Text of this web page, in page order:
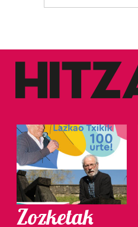
Zozketak